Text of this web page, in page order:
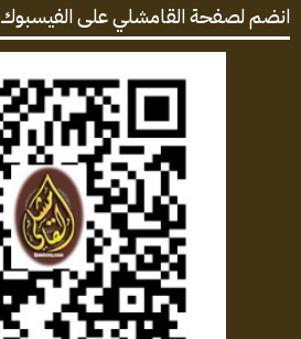
انضم لصفحة القامشلي على الفيسبوك